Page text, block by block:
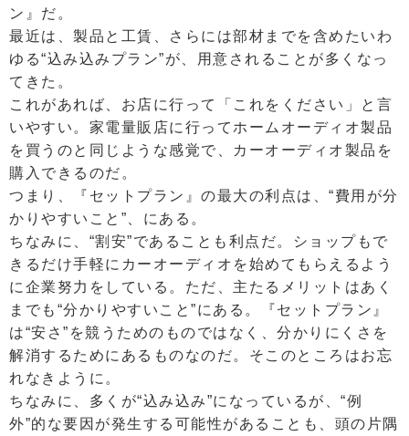
ン』だ。
最近は、製品と工賃、さらには部材までを含めたいわ
ゆる“込み込みプラン”が、用意されることが多くなっ
てきた。
これがあれば、お店に行って「これをください」と言
いやすい。家電量販店に行ってホームオーディオ製品
を買うのと同じような感覚で、カーオーディオ製品を
購入できるのだ。
つまり、『セットプラン』の最大の利点は、“費用が分
かりやすいこと”、にある。
ちなみに、“割安”であることも利点だ。ショップもで
きるだけ手軽にカーオーディオを始めてもらえるよう
に企業努力をしている。ただ、主たるメリットはあく
までも“分かりやすいこと”にある。『セットプラン』
は“安さ”を競うためのものではなく、分かりにくさを
解消するためにあるものなのだ。そこのところはお忘
れなきように。
ちなみに、多くが“込み込み”になっているが、“例
外”的な要因が発生する可能性があることも、頭の片隅